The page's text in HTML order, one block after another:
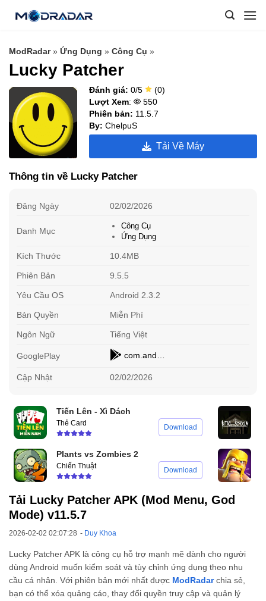
ModRadar» Ứng Dụng » Công Cụ »
Lucky Patcher
Đánh giá: 0/5
(0)
Lượt Xem:
550
Phiên bản: 11.5.7
By: ChelpuS
Tải Về Máy
Thông tin về Lucky Patcher
Đăng Ngày 02/02/2026
Danh Mục
Công Cụ
Ứng Dụng
Kích Thước 10.4MB
Phiên Bản 9.5.5
Yêu Cầu OS Android 2.3.2
Bản Quyền Miễn Phí
Ngôn Ngữ Tiếng Việt
GooglePlay
Cập Nhật 02/02/2026
Tiến Lên - Xì Dách
Thẻ Card Download
Plants vs Zombies 2
Chiến Thuật Download
Tải Lucky Patcher APK (Mod Menu, God
Mode) v11.5.7
2026-02-02 02:07:28 - Duy Khoa
Lucky Patcher APK là công cụ hỗ trợ mạnh mẽ dành cho người
dùng Android muốn kiểm soát và tùy chỉnh ứng dụng theo nhu
cầu cá nhân. Với phiên bản mới nhất được ModRadarchia sẻ,
bạn có thể xóa quảng cáo, thay đổi quyền truy cập và quản lý